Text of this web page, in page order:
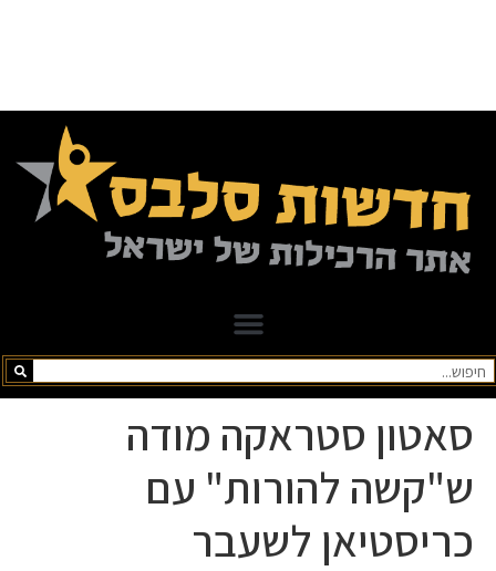
סאטון סטראקה מודה
ש"קשה להורות" עם
כריסטיאן לשעבר